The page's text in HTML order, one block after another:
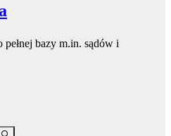
bazy m.in. sądów i